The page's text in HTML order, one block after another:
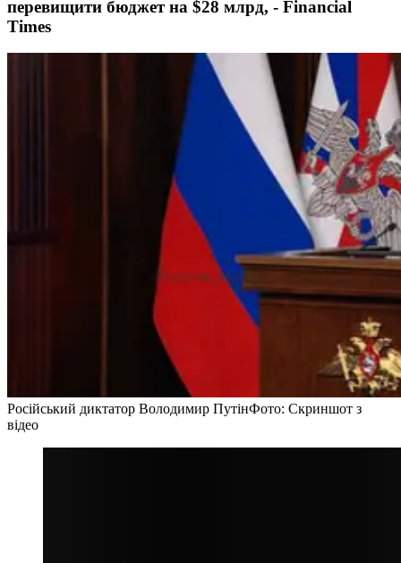
перевищити бюджет на $28 млрд, - Financial
Times
Російський диктатор Володимир ПутінФото: Скриншот з
відео